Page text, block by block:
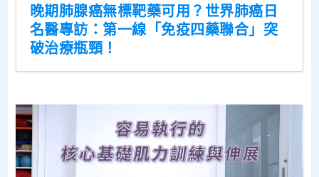
晚期肺腺癌無標靶藥可用？世界肺癌日
名醫專訪：第一線「免疫四藥聯合」突
破治療瓶頸！